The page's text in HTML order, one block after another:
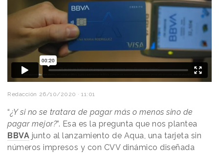
Redacción 26/10/2020 · 11:01
“¿Y si no se tratara de pagar más o menos sino de
pagar mejor?”. Esa es la pregunta que nos plantea
BBVA junto al lanzamiento de Aqua, una tarjeta sin
números impresos y con CVV dinámico diseñada